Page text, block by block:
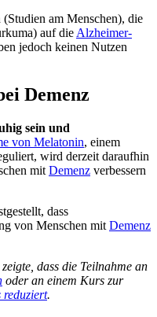
am Menschen), die
auf dieAlzheimer-
jedoch keinen Nutzen
Demenz
sein und
von Melatonin, einem
wird derzeit daraufhin
mit Demenz verbessern
dass
von Menschen mit Demenz
dass die Teilnahme an
oder an einem Kurs zur
reduziert.